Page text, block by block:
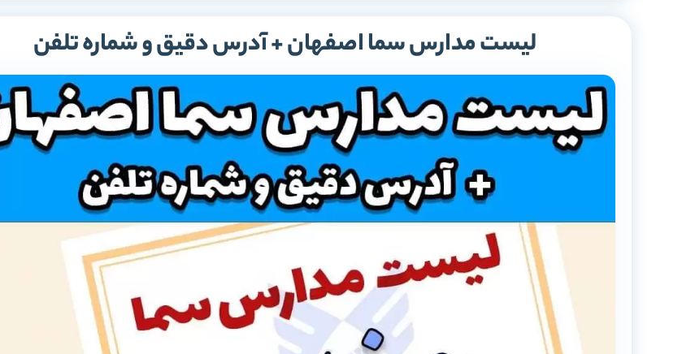
لیست مدارس سما اصفهان + آدرس دقیق و شماره تلفن